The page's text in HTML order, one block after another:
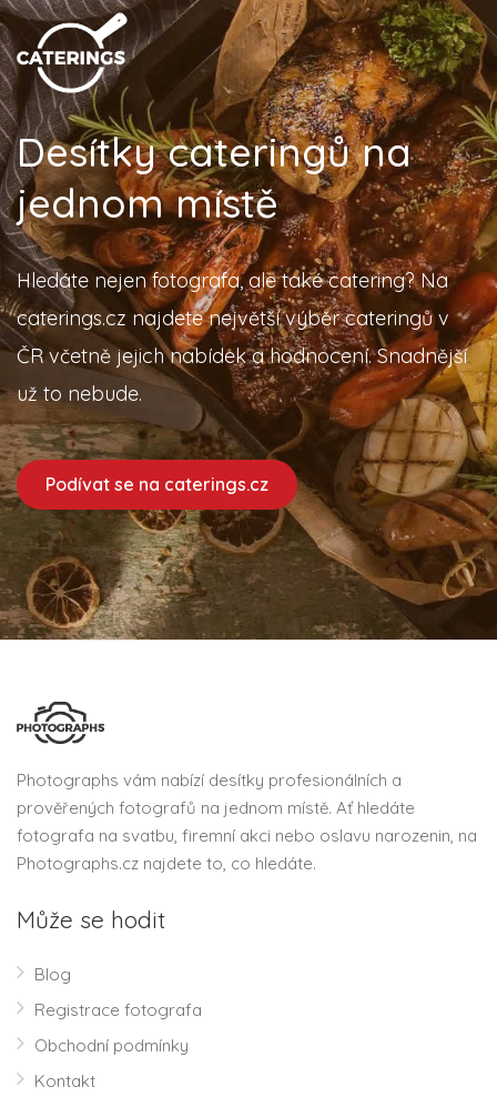
Desítky cateringů na
jednom místě
Hledáte nejen fotografa, ale také catering? Na
caterings.cz najdete největší výběr cateringů v
ČR včetně jejich nabídek a hodnocení. Snadnější
už to nebude.
Podívat se na caterings.cz
Photographs vám nabízí desítky profesionálních a
prověřených fotografů na jednom místě. Ať hledáte
fotografa na svatbu, firemní akci nebo oslavu narozenin, na
Photographs.cz najdete to, co hledáte.
Může se hodit
Blog
Registrace fotografa
Obchodní podmínky
Kontakt